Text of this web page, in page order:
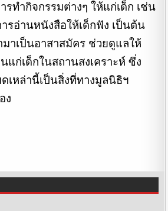
ทำกิจกรรมต่างๆ ให้แก่เด็ก เช่น
ารอ่านหนังสือให้เด็กฟัง เป็นต้น
มาเป็นอาสาสมัคร ช่วยดูแลให้
แก่เด็กในสถานสงเคราะห์ ซึ่ง
เหล่านี้เป็นสิ่งที่ทางมูลนิธิฯ
ง